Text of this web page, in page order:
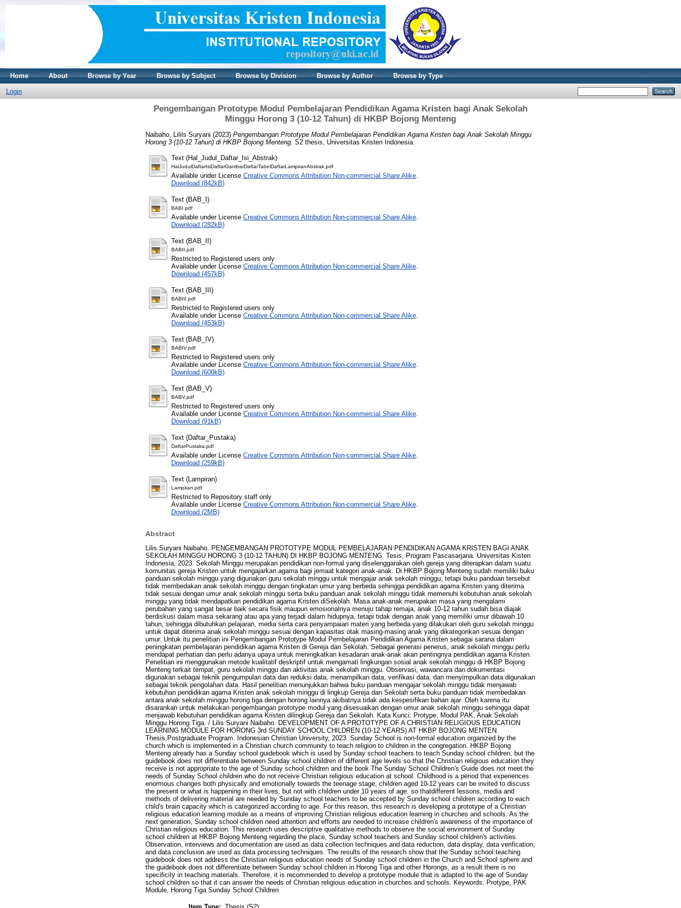
Home About Browse by Year Browse by Subject Browse by Division Browse by Author Browse by Type
Login
Pengembangan Prototype Modul Pembelajaran Pendidikan Agama Kristen bagi Anak Sekolah
Minggu Horong 3 (10-12 Tahun) di HKBP Bojong Menteng
Naibaho, Lilils Suryani (2023) Pengembangan Prototype Modul Pembelajaran Pendidikan Agama Kristen bagi Anak Sekolah Minggu
Horong 3 (10-12 Tahun) di HKBP Bojong Menteng. S2 thesis, Universitas Kristen Indonesia.
Text (Hal_Judul_Daftar_Isi_Abstrak)
HalJudulDaftarIsiDaftarGambarDaftarTabelDaftarLampiranAbstrak.pdf
Available under License Creative Commons Attribution Non-commercial Share Alike
Download (842kB)
Text (BAB_I)
BABI.pdf
Available under License Creative Commons Attribution Non-commercial Share Alike
Download (282kB)
Text (BAB_II)
BABII.pdf
Restricted to Registered users only
Available under License Creative Commons Attribution Non-commercial Share Alike
Download (457kB)
Text (BAB_III)
BABIII.pdf
Restricted to Registered users only
Available under License Creative Commons Attribution Non-commercial Share Alike
Download (453kB)
Text (BAB_IV)
BABIV.pdf
Restricted to Registered users only
Available under License Creative Commons Attribution Non-commercial Share Alike
Download (600kB)
Text (BAB_V)
BABV.pdf
Restricted to Registered users only
Available under License Creative Commons Attribution Non-commercial Share Alike
Download (91kB)
Text (Daftar_Pustaka)
DaftarPustaka.pdf
Available under License Creative Commons Attribution Non-commercial Share Alike
Download (259kB)
Text (Lampiran)
Lampiran.pdf
Restricted to Repository staff only
Available under License Creative Commons Attribution Non-commercial Share Alike
Download (2MB)
Abstract
Lilis Suryani Naibaho. PENGEMBANGAN PROTOTYPE MODUL PEMBELAJARAN PENDIDIKAN AGAMA KRISTEN BAGI ANAK
SEKOLAH MINGGU HORONG 3 (10-12 TAHUN) DI HKBP BOJONG MENTENG. Tesis, Program Pascasarjana. Universitas Kisten
Indonesia, 2023. Sekolah Minggu merupakan pendidikan non-formal yang diselenggarakan oleh gereja yang diterapkan dalam suatu
komunitas gereja Kristen untuk mengajarkan agama bagi jemaat kategori anak-anak. Di HKBP Bojong Menteng sudah memiliki buku
panduan sekolah minggu yang digunakan guru sekolah minggu untuk mengajar anak sekolah minggu, tetapi buku panduan tersebut
tidak membedakan anak sekolah minggu dengan tingkatan umur yang berbeda sehingga pendidikan agama Kristen yang diterima
tidak sesuai dengan umur anak sekolah minggu serta buku panduan anak sekolah minggu tidak memenuhi kebutuhan anak sekolah
minggu yang tidak mendapatkan pendidikan agama Kristen diSekolah. Masa anak-anak merupakan masa yang mengalami
perubahan yang sangat besar baik secara fisik maupun emosionalnya menuju tahap remaja, anak 10-12 tahun sudah bisa diajak
berdiskusi dalam masa sekarang atau apa yang terjadi dalam hidupnya, tetapi tidak dengan anak yang memiliki umur dibawah 10
tahun, sehingga dibutuhkan pelajaran, media serta cara penyampaian materi yang berbeda yang dilakukan oleh guru sekolah minggu
untuk dapat diterima anak sekolah minggu sesuai dengan kapasitas otak masing-masing anak yang dikategorikan sesuai dengan
umur. Untuk itu penelitian ini Pengembangan Prototype Modul Pembelajaran Pendidikan Agama Kristen sebagai sarana dalam
peningkatan pembelajaran pendidikan agama Kristen di Gereja dan Sekolah. Sebagai generasi penerus, anak sekolah minggu perlu
mendapat perhatian dan perlu adanya upaya untuk meningkatkan kesadaran anak-anak akan pentingnya pendidikan agama Kristen.
Penelitian ini menggunakan metode kualitatif deskriptif untuk mengamati lingkungan sosial anak sekolah minggu di HKBP Bojong
Menteng terkait tempat, guru sekolah minggu dan aktivitas anak sekolah minggu. Observasi, wawancara dan dokumentasi
digunakan sebagai teknik pengumpulan data dan reduksi data, menampilkan data, verifikasi data, dan menyimpulkan data digunakan
sebagai teknik pengolahan data. Hasil penelitian menunjukkan bahwa buku panduan mengajar sekolah minggu tidak menjawab
kebutuhan pendidikan agama Kristen anak sekolah minggu di lingkup Gereja dan Sekolah serta buku panduan tidak membedakan
antara anak sekolah minggu horong tiga dengan horong lainnya akibatnya tidak ada kespesifikan bahan ajar. Oleh karena itu
disarankan untuk melakukan pengembangan prototype modul yang disesuaikan dengan umur anak sekolah minggu sehingga dapat
menjawab kebutuhan pendidikan agama Kristen dilingkup Gereja dan Sekolah. Kata Kunci: Protype, Modul PAK, Anak Sekolah
Minggu Horong Tiga. / Lilis Suryani Naibaho. DEVELOPMENT OF A PROTOTYPE OF A CHRISTIAN RELIGIOUS EDUCATION
LEARNING MODULE FOR HORONG 3rd SUNDAY SCHOOL CHILDREN (10-12 YEARS) AT HKBP BOJONG MENTEN.
Thesis,Postgraduate Program. Indonesian Christian University, 2023. Sunday School is non-formal education organized by the
church which is implemented in a Christian church community to teach religion to children in the congregation. HKBP Bojong
Menteng already has a Sunday school guidebook which is used by Sunday school teachers to teach Sunday school children, but the
guidebook does not differentiate between Sunday school children of different age levels so that the Christian religious education they
receive is not appropriate to the age of Sunday school children and the book The Sunday School Children's Guide does not meet the
needs of Sunday School children who do not receive Christian religious education at school. Childhood is a period that experiences
enormous changes both physically and emotionally towards the teenage stage, children aged 10-12 years can be invited to discuss
the present or what is happening in their lives, but not with children under 10 years of age. so thatdifferent lessons, media and
methods of delivering material are needed by Sunday school teachers to be accepted by Sunday school children according to each
child's brain capacity which is categorized according to age. For this reason, this research is developing a prototype of a Christian
religious education learning module as a means of improving Christian religious education learning in churches and schools. As the
next generation, Sunday school children need attention and efforts are needed to increase children's awareness of the importance of
Christian religious education. This research uses descriptive qualitative methods to observe the social environment of Sunday
school children at HKBP Bojong Menteng regarding the place, Sunday school teachers and Sunday school children's activities.
Observation, interviews and documentation are used as data collection techniques and data reduction, data display, data verification,
and data conclusion are used as data processing techniques. The results of the research show that the Sunday school teaching
guidebook does not address the Christian religious education needs of Sunday school children in the Church and School sphere and
the guidebook does not differentiate between Sunday school children in Horong Tiga and other Horongs, as a result there is no
specificity in teaching materials. Therefore, it is recommended to develop a prototype module that is adapted to the age of Sunday
school children so that it can answer the needs of Christian religious education in churches and schools. Keywords: Protype, PAK
Module, Horong Tiga Sunday School Children